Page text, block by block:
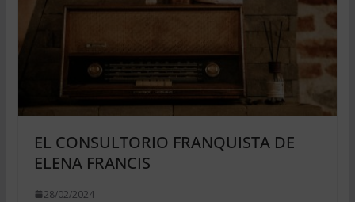
EL CONSULTORIO FRANQUISTA DE
ELENA FRANCIS
28/02/2024